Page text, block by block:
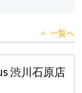
一覧へ
渋川石原店